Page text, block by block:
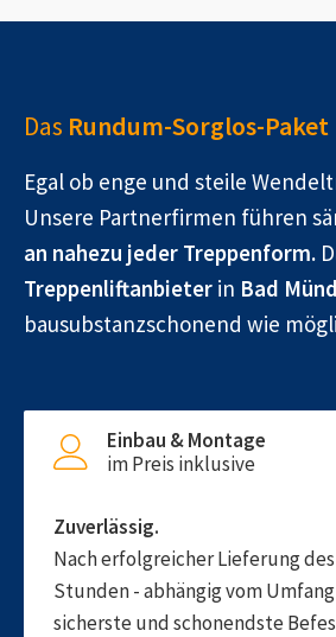
Das Rundum-Sorglos-Paket
Egal ob enge und steile
Unsere Partnerfirmen führen
an nahezu jeder Treppenform.
Treppenliftanbieter in Bad
bausubstanzschonend wie
Einbau & Montage
im Preis inklusive
Zuverlässig.
Nach erfolgreicher Lieferung
Stunden - abhängig vom
sicherste und schonendste